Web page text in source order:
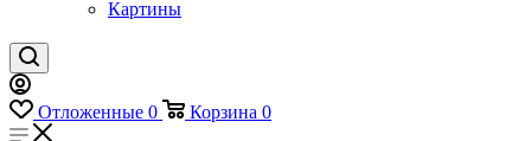
Картины
Отложенные 0 Корзина 0